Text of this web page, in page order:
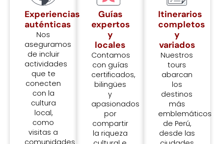
Experiencias
auténticas
Nos
aseguramos
de incluir
actividades
que te
conecten
con la
cultura
local,
como
visitas a
comunidades
Guías
expertos
y
locales
Contamos
con guías
certificados,
bilingües
y
apasionados
por
compartir
la riqueza
Itinerarios
completos
y
variados
Nuestros
tours
abarcan
los
destinos
más
emblemáticos
de Perú,
desde las